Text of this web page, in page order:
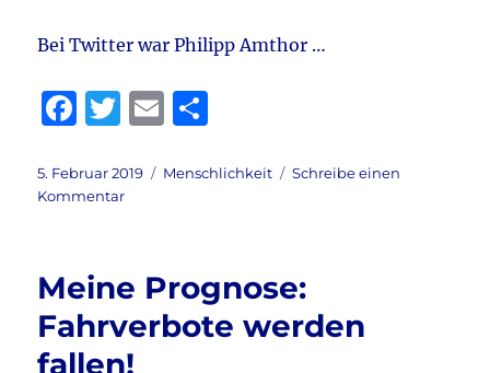
Bei Twitter war Philipp Amthor …
F
c
e
o
o
k
T
it
te
E
ai le
Veröffentlicht
am
5. Februar 2019 Kategorien
Menschlichkeit
Schreibe einen
Kommentarzu
Leser!
Meine Prognose:
Fahrverbote werden
fallen!